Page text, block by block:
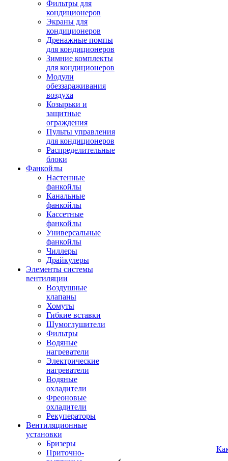
Фильтры для
кондиционеров
Экраны для
кондиционеров
Дренажные помпы
для кондиционеров
Зимние комплекты
для кондиционеров
Модули
обеззараживания
воздуха
Козырьки и
защитные
ограждения
Пульты управления
для кондиционеров
Распределительные
блоки
Фанкойлы
Настенные
фанкойлы
Канальные
фанкойлы
Кассетные
фанкойлы
Универсальные
фанкойлы
Чиллеры
Драйкулеры
Элементы системы
вентиляции
Воздушные
клапаны
Хомуты
Гибкие вставки
Шумоглушители
Фильтры
Водяные
нагреватели
Электрические
нагреватели
Водяные
охладители
Фреоновые
охладители
Рекуператоры
Вентиляционные
установки
Бризеры
Приточно-